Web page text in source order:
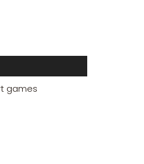
games